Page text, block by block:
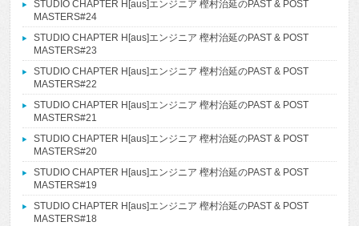
STUDIO CHAPTER H[aus]エンジニア 樫村治延のPAST & POST
MASTERS#24
STUDIO CHAPTER H[aus]エンジニア 樫村治延のPAST & POST
MASTERS#23
STUDIO CHAPTER H[aus]エンジニア 樫村治延のPAST & POST
MASTERS#22
STUDIO CHAPTER H[aus]エンジニア 樫村治延のPAST & POST
MASTERS#21
STUDIO CHAPTER H[aus]エンジニア 樫村治延のPAST & POST
MASTERS#20
STUDIO CHAPTER H[aus]エンジニア 樫村治延のPAST & POST
MASTERS#19
STUDIO CHAPTER H[aus]エンジニア 樫村治延のPAST & POST
MASTERS#18